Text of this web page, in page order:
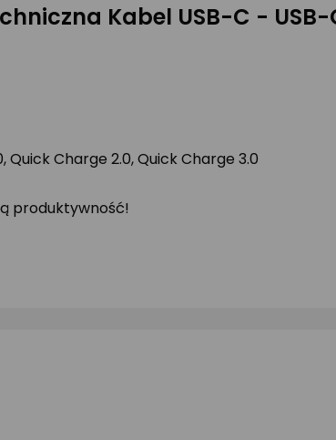
Kabel USB-C - USB-
Charge 2.0, Quick Charge 3.0
produktywność!